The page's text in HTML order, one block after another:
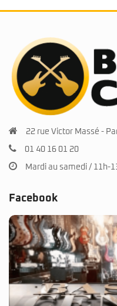
22 rue Victor Massé -
01 40 16 01 20
Mardi au samedi / 11h-
Facebook